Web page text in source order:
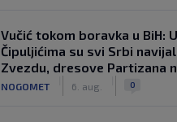
Vučić tokom boravka u BiH: U
Čipuljićima su svi Srbi
Zvezdu, dresove Partizana
NOGOMET 6. aug. 0